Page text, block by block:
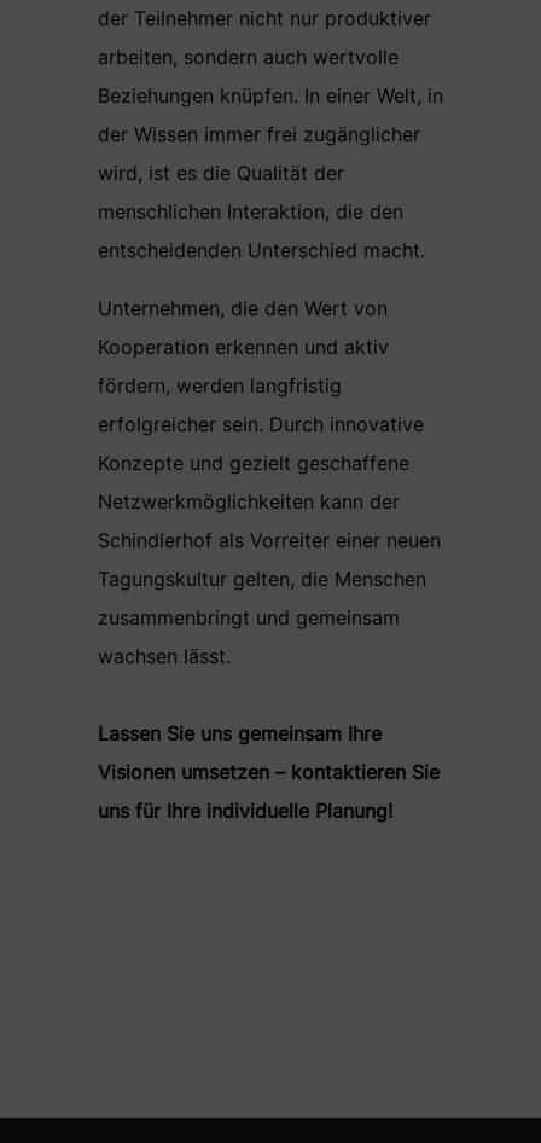
der Teilnehmer nicht nur produktiver
arbeiten, sondern auch wertvolle
Beziehungen knüpfen. In einer Welt, in
der Wissen immer frei zugänglicher
wird, ist es die Qualität der
menschlichen Interaktion, die den
entscheidenden Unterschied macht.
Unternehmen, die den Wert von
Kooperation erkennen und aktiv
fördern, werden langfristig
erfolgreicher sein. Durch innovative
Konzepte und gezielt geschaffene
Netzwerkmöglichkeiten kann der
Schindlerhof als Vorreiter einer neuen
Tagungskultur gelten, die Menschen
zusammenbringt und gemeinsam
wachsen lässt.
Lassen Sie uns gemeinsam Ihre
Visionen umsetzen – kontaktieren Sie
uns für Ihre individuelle Planung!